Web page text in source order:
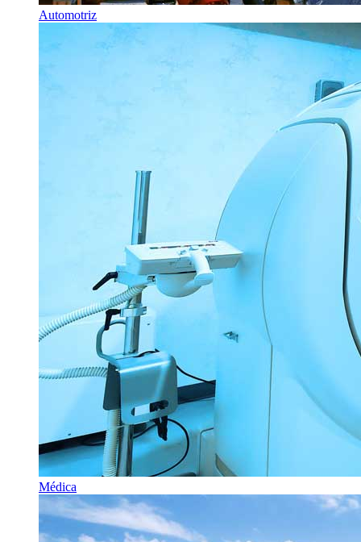
Automotriz
Médica